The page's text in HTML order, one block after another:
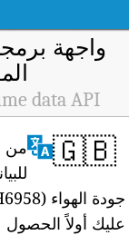
واجهة
data API
🇬🇧
من
عليك أولاً